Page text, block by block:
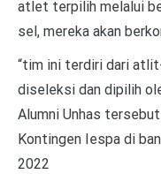
atlet terpilih melalui
sel, mereka akan
“tim ini terdiri dari
diseleksi dan dipilih
Alumni Unhas
Kontingen Iespa di
2022